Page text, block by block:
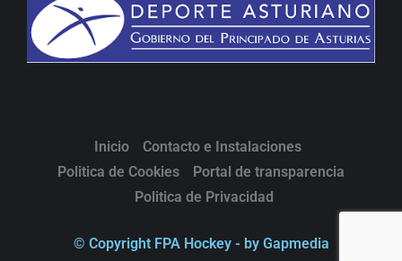
© Copyright FPA Hockey - by Gapmedia
Inicio
Contacto e Instalaciones
Politica de Cookies
Portal de transparencia
Politica de Privacidad